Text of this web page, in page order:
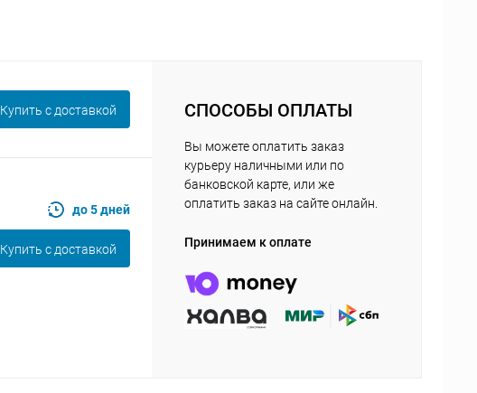
Купить c доставкой
до 5 дней
Купить c доставкой
СПОСОБЫ ОПЛАТЫ
Вы можете оплатить заказ
курьеру наличными или по
банковской карте, или же
оплатить заказ на сайте онлайн.
Принимаем к оплате